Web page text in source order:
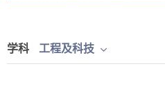
学科 工程及科技